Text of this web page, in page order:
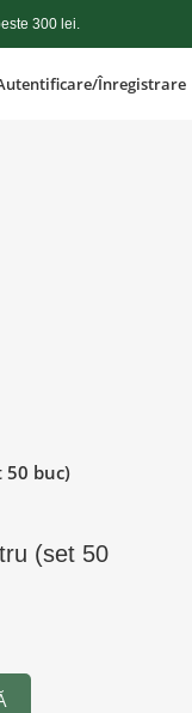
300 lei.
Înregistrare
50 buc)
(set 50